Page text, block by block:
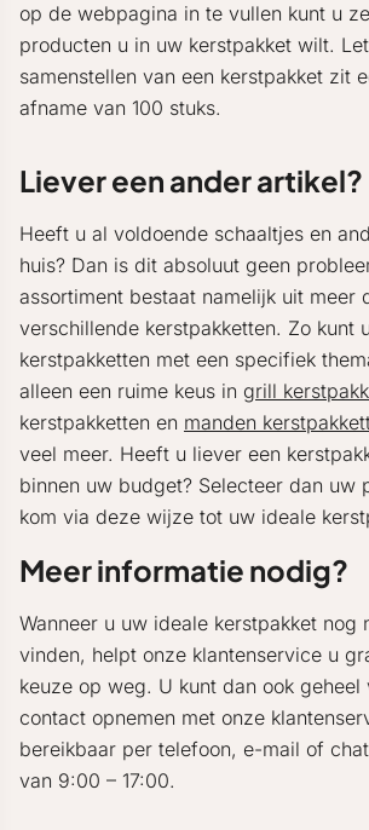
op de webpagina in te vullen kunt u
producten u in uw kerstpakket wilt.
samenstellen van een kerstpakket zit
afname van 100 stuks.
Liever een ander artikel?
Heeft u al voldoende schaaltjes en
huis? Dan is dit absoluut geen
assortiment bestaat namelijk uit meer
verschillende kerstpakketten. Zo kunt
kerstpakketten met een specifiek
alleen een ruime keus in grill
kerstpakketten en manden
veel meer. Heeft u liever een
binnen uw budget? Selecteer dan uw
kom via deze wijze tot uw ideale
Meer informatie nodig?
Wanneer u uw ideale kerstpakket nog
vinden, helpt onze klantenservice u
keuze op weg. U kunt dan ook
contact opnemen met onze
bereikbaar per telefoon, e-mail of
van 9:00 – 17:00.